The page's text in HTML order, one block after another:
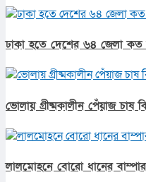
ঢাকা হতে দেশের ৬৪ জেলা কত
ভোলায় গ্রীষ্মকালীন পেঁয়াজ চাষ
লালমোহনে বোরো ধানের